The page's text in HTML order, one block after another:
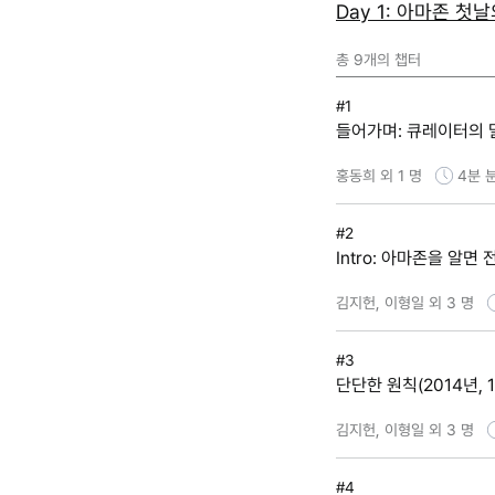
Day 1: 아마존 첫날
총 9개의 챕터
#1
들어가며: 큐레이터의
홍동희 외 1 명 4분
#2
Intro: 아마존을 알면
김지헌, 이형일 외 3 명
#3
단단한 원칙(2014년,
김지헌, 이형일 외 3 명
#4